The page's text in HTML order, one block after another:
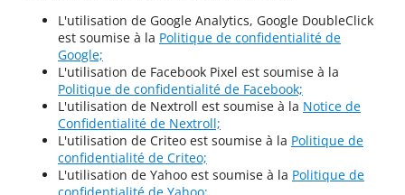
L'utilisation de Google Analytics, Google DoubleClick
est soumise à la Politique de confidentialité de
Google;
L'utilisation de Facebook Pixel est soumise à la
Politique de confidentialité de Facebook;
L'utilisation de Nextroll est soumise à la Notice de
Confidentialité de Nextroll;
L'utilisation de Criteo est soumise à la Politique de
confidentialité de Criteo;
L'utilisation de Yahoo est soumise à la Politique de